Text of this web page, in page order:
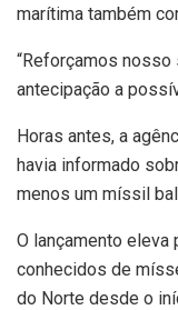
marítima também
“Reforçamos
antecipação a
Horas antes, a
havia informado
menos um míssil
O lançamento
conhecidos de
do Norte desde o